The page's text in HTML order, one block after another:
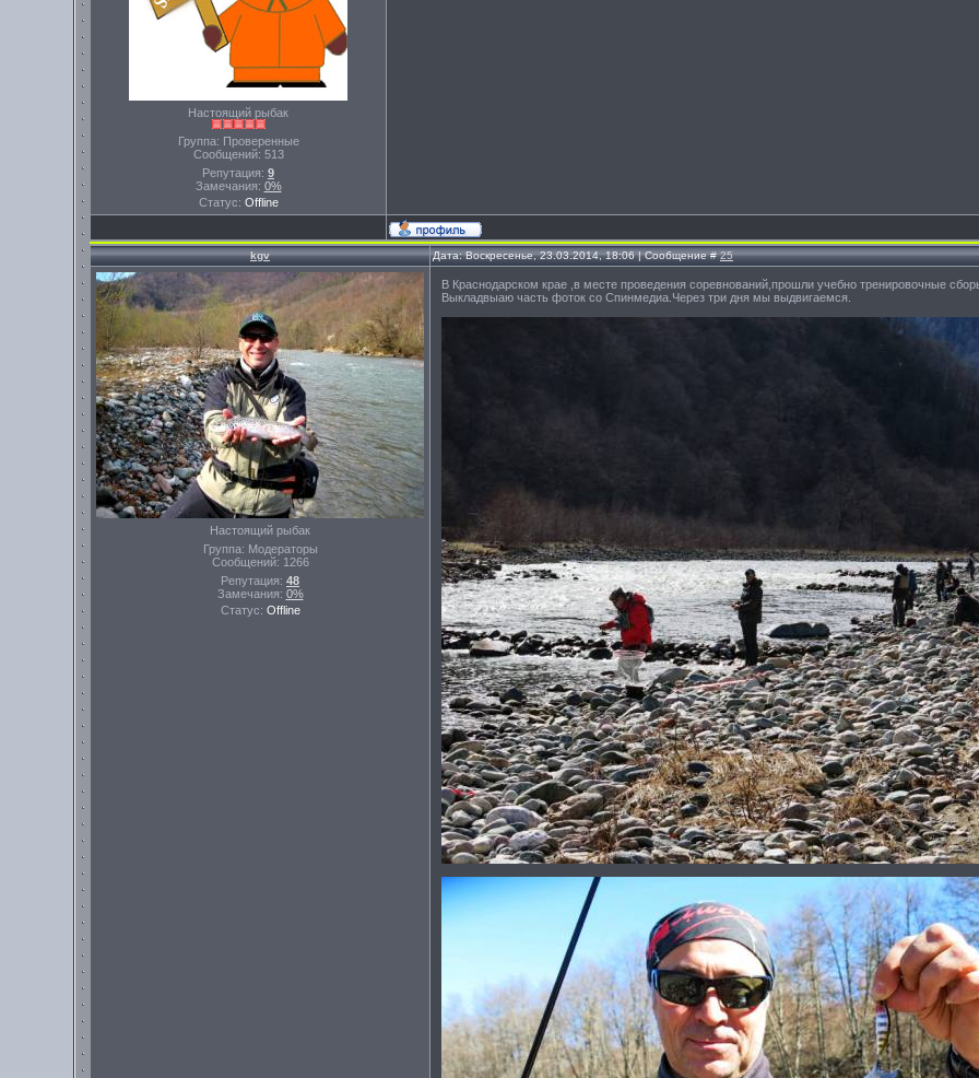
Настоящий рыбак
Группа: Проверенные
Сообщений: 513
Репутация: 9
Замечания: 0%
Статус: Offline
kgv Дата: Воскресенье, 23.03.2014, 18:06 | Сообщение #25
Настоящий рыбак
Группа: Модераторы
Сообщений: 1266
Репутация: 48
Замечания: 0%
Статус: Offline
В Краснодарском крае ,в месте проведения соревнований,прошли учебно тренировочные
Выкладвыаю часть фоток со Спинмедиа.Через три дня мы выдвигаемся.